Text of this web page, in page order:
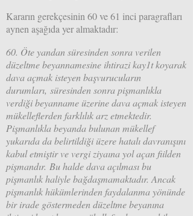
Kararın gerekçesinin 60 ve 61 inci paragrafları
aynen aşağıda yer almaktadır:
60. Öte yandan süresinden sonra verilen
düzeltme beyannamesine ihtirazi kay1t koyarak
dava açmak isteyen başvurucuların
durumları, süresinden sonra pişmanlıkla
verdiği beyanname üzerine dava açmak isteyen
mükelleflerden farklılık arz etmektedir.
Pişmanlıkla beyanda bulunan mükellef
yukarıda da belirtildiği üzere hatalı davranışını
kabul etmiştir ve vergi ziyaına yol açan fiilden
pişmandır. Bu halde dava açılması bu
pişmanlık haliyle bağdaşmamaktadır. Ancak
pişmanlık hükümlerinden faydalanma yönünde
bir irade göstermeden düzeltme beyanına